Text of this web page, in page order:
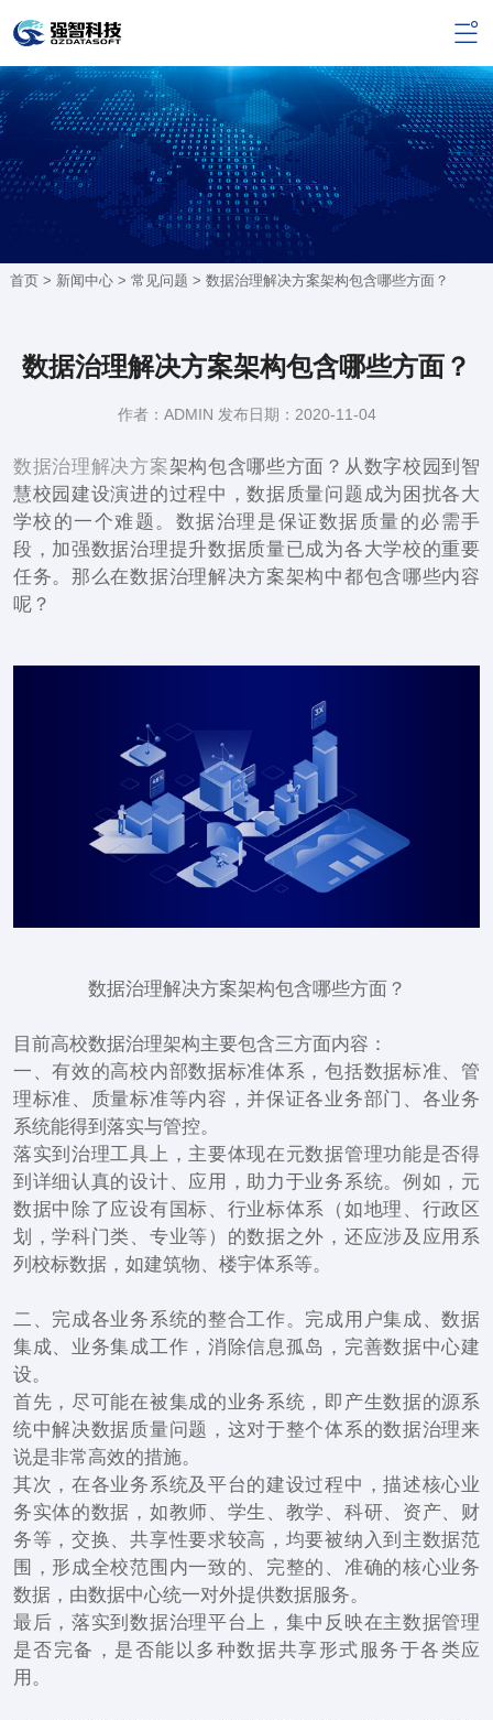
首页 > 新闻中心> 常见问题 > 数据治理解决方案架构包含哪些方面？
数据治理解决方案架构包含哪些方面？
作者：ADMIN 发布日期：2020-11-04
数据治理解决方案架构包含哪些方面？从数字校园到智
慧校园建设演进的过程中，数据质量问题成为困扰各大
学校的一个难题。数据治理是保证数据质量的必需手
段，加强数据治理提升数据质量已成为各大学校的重要
任务。那么在数据治理解决方案架构中都包含哪些内容
呢？
数据治理解决方案架构包含哪些方面？
目前高校数据治理架构主要包含三方面内容：
一、有效的高校内部数据标准体系，包括数据标准、管
理标准、质量标准等内容，并保证各业务部门、各业务
系统能得到落实与管控。
落实到治理工具上，主要体现在元数据管理功能是否得
到详细认真的设计、应用，助力于业务系统。例如，元
数据中除了应设有国标、行业标体系（如地理、行政区
划，学科门类、专业等）的数据之外，还应涉及应用系
列校标数据，如建筑物、楼宇体系等。
二、完成各业务系统的整合工作。完成用户集成、数据
集成、业务集成工作，消除信息孤岛，完善数据中心建
设。
首先，尽可能在被集成的业务系统，即产生数据的源系
统中解决数据质量问题，这对于整个体系的数据治理来
说是非常高效的措施。
其次，在各业务系统及平台的建设过程中，描述核心业
务实体的数据，如教师、学生、教学、科研、资产、财
务等，交换、共享性要求较高，均要被纳入到主数据范
围，形成全校范围内一致的、完整的、准确的核心业务
数据，由数据中心统一对外提供数据服务。
最后，落实到数据治理平台上，集中反映在主数据管理
是否完备，是否能以多种数据共享形式服务于各类应
用。